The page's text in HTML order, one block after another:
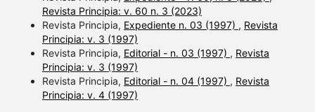
Revista Principia: v. 60 n. 3 (2023)
Revista Principia, Expediente n. 03 (1997) , Revista
Principia: v. 3 (1997)
Revista Principia, Editorial - n. 03 (1997) , Revista
Principia: v. 3 (1997)
Revista Principia, Editorial - n. 04 (1997) , Revista
Principia: v. 4 (1997)